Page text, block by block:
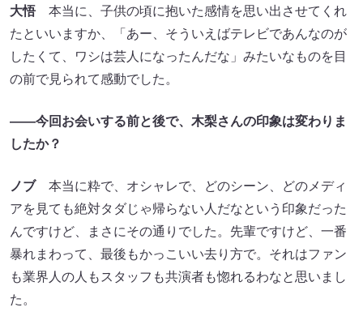
大悟本当に、子供の頃に抱いた感情を思い出させてくれ
たといいますか、「あー、そういえばテレビであんなのが
したくて、ワシは芸人になったんだな」みたいなものを目
の前で見られて感動でした。
――今回お会いする前と後で、木梨さんの印象は変わりま
したか？
ノブ本当に粋で、オシャレで、どのシーン、どのメディ
アを見ても絶対タダじゃ帰らない人だなという印象だった
んですけど、まさにその通りでした。先輩ですけど、一番
暴れまわって、最後もかっこいい去り方で。それはファン
も業界人の人もスタッフも共演者も惚れるわなと思いまし
た。